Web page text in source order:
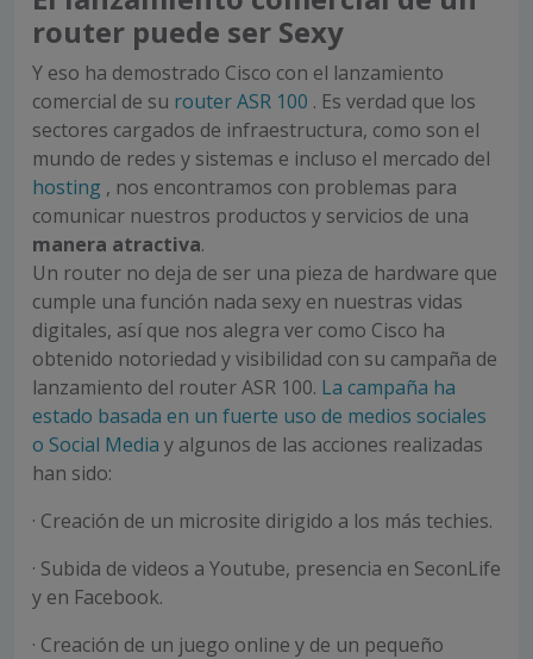
router puede ser Sexy
Y eso ha demostrado Cisco con el lanzamiento
comercial de su router ASR 100 . Es verdad que los
sectores cargados de infraestructura, como son el
mundo de redes y sistemas e incluso el mercado del
hosting , nos encontramos con problemas para
comunicar nuestros productos y servicios de una
manera atractiva.
Un router no deja de ser una pieza de hardware que
cumple una función nada sexy en nuestras vidas
digitales, así que nos alegra ver como Cisco ha
obtenido notoriedad y visibilidad con su campaña de
lanzamiento del router ASR 100. La campaña ha
estado basada en un fuerte uso de medios sociales
o Social Media y algunos de las acciones realizadas
han sido:
· Creación de un microsite dirigido a los más techies.
· Subida de videos a Youtube, presencia en SeconLife
y en Facebook.
· Creación de un juego online y de un pequeño